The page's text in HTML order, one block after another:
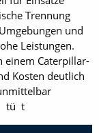
Trennung
und
Leistungen.
einem Caterpillar-
Kosten deutlich
tü t